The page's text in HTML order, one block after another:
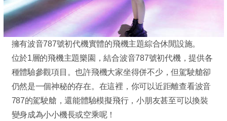
擁有波音787號初代機實體的飛機主題綜合休閒設施。
位於1層的飛機主題樂園，結合波音787號初代機，提供各
種體驗參觀項目。也許飛機大家坐得併不少，但駕駛艙卻
仍然是一個神秘的存在。在這裡，你可以近距離查看波音
787的駕駛艙，還能體驗模擬飛行，小朋友甚至可以換裝
變身成為小小機長或空乘呢！